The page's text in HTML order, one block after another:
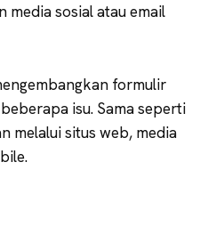
media sosial atau email
formulir
isu. Sama seperti
melalui situs web, media